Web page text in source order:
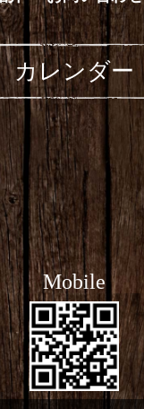
カレンダー
Mobile